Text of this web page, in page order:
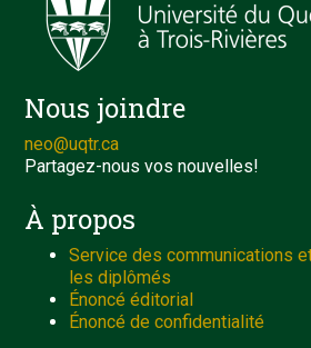
Nous joindre
neo@uqtr.ca
Partagez-nous vos nouvelles!
À propos
Service des communications
les diplômés
Énoncé éditorial
Énoncé de confidentialité